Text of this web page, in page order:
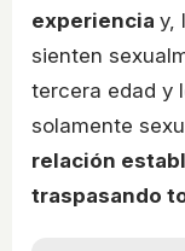
experiencia y,
sienten
tercera edad y
solamente
relación
traspasando